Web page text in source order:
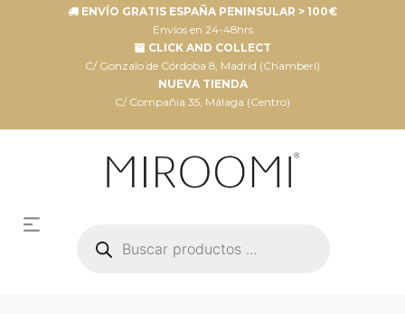
ENVÍO GRATIS ESPAÑA PENINSULAR > 100€
Envíos en 24-48hrs
CLICK AND COLLECT
C/ Gonzalo de Córdoba 8, Madrid (Chamberí)
NUEVA TIENDA
C/ Compañia 35, Málaga (Centro)
productos